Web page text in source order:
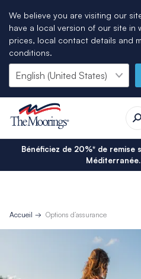
We believe you are visiting our
have a local version of our site in
prices, local contact details and
conditions.
Bénéficiez de 20%* de
Méditerranée.
Accueil Options d’assurance